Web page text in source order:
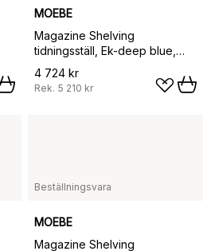
MOEBE
Magazine Shelving
tidningsställ, Ek-deep blue,
85x115x7 cm, MS.115.1
4 724 kr
Rek. 5 210 kr
Beställningsvara
MOEBE
Magazine Shelving